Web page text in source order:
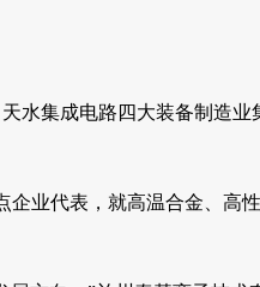
水集成电路四大装备制造业
企业代表，就高温合金、高